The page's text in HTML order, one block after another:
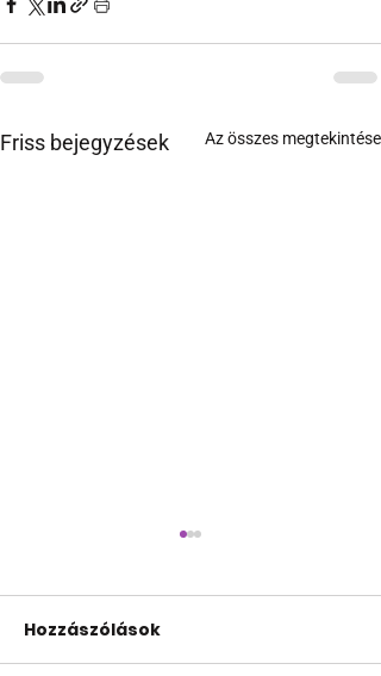
Friss bejegyzések Az összes megtekintése
Hozzászólások